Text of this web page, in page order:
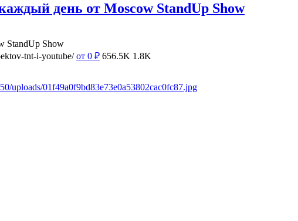
день от Moscow StandUp Show
StandUp Show
tnt-i-youtube/ от 0 ₽ 656.5K 1.8K
uploads/01f49a0f9bd83e73e0a53802cac0fc87.jpg